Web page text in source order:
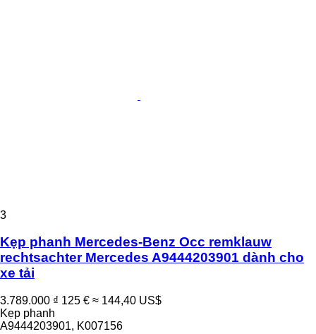
3
Kẹp phanh Mercedes-Benz Occ remklauw
rechtsachter Mercedes A9444203901 dành cho
xe tải
3.789.000 ₫ 125 € ≈ 144,40 US$
Kẹp phanh
A9444203901, K007156